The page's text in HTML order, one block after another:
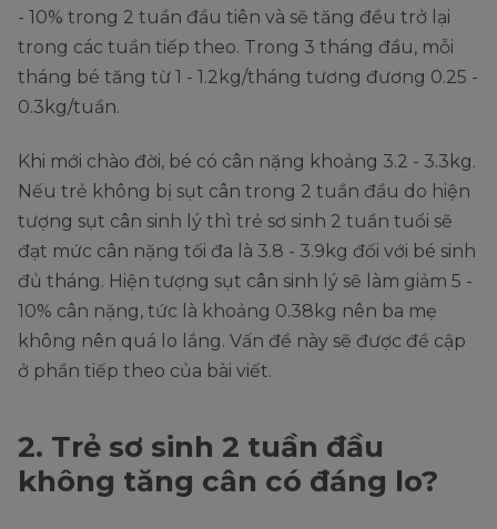
- 10% trong 2 tuần đầu tiên và sẽ tăng đều trở lại
trong các tuần tiếp theo. Trong 3 tháng đầu, mỗi
tháng bé tăng từ 1 - 1.2kg/tháng tương đương 0.25 -
0.3kg/tuần.
Khi mới chào đời, bé có cân nặng khoảng 3.2 - 3.3kg.
Nếu trẻ không bị sụt cân trong 2 tuần đầu do hiện
tượng sụt cân sinh lý thì trẻ sơ sinh 2 tuần tuổi sẽ
đạt mức cân nặng tối đa là 3.8 - 3.9kg đối với bé sinh
đủ tháng. Hiện tượng sụt cân sinh lý sẽ làm giảm 5 -
10% cân nặng, tức là khoảng 0.38kg nên ba mẹ
không nên quá lo lắng. Vấn đề này sẽ được đề cập
ở phần tiếp theo của bài viết.
2. Trẻ sơ sinh 2 tuần đầu
không tăng cân có đáng lo?